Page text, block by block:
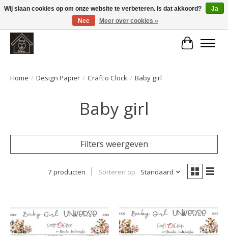
Large selection of products and fast shipping!
Home / Design Papier / Craft o Clock / Baby girl
Baby girl
Filters weergeven
7 producten Sorteren op Standaard
Wij slaan cookies op om onze website te verbeteren. Is dat akkoord?
Ja
Nee
Meer over cookies »